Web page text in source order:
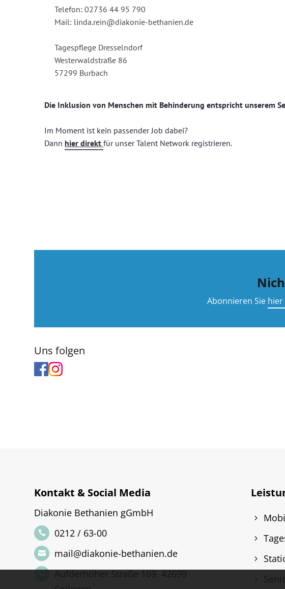
Telefon: 02736 44 95 790
Mail: linda.rein@diakonie-bethanien.de
Tagespflege Dresselndorf
Westerwaldstraße 86
57299 Burbach
Die Inklusion von Menschen mit Behinderung entspricht unserem
Im Moment ist kein passender Job dabei?
Dann hier direkt für unser Talent Network registrieren.
Abonnieren Sie hier
Uns folgen
Kontakt & Social Media
Diakonie Bethanien gGmbH
0212 / 63-00
mail@diakonie-bethanien.de
Aufderhöher Straße 169, 42699